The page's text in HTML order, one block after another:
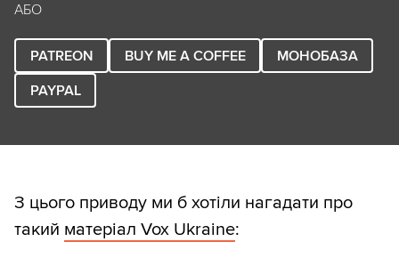
АБО
PATREON BUY ME A COFFEE
МОНОБАЗА
PAYPAL
З цього приводу ми б хотіли нагадати про
такий матеріал Vox Ukraine: